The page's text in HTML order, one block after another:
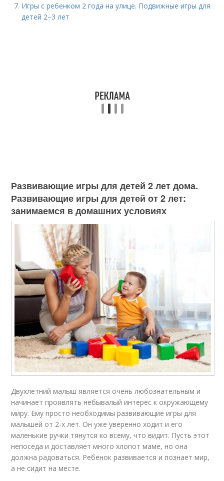
Игры с ребенком 2 года на улице. Подвижные игры для
детей 2–3 лет
Развивающие игры для детей 2 лет дома.
Развивающие игры для детей от 2 лет:
занимаемся в домашних условиях
Двухлетний малыш является очень любознательным и
начинает проявлять небывалый интерес к окружающему
миру. Ему просто необходимы развивающие игры для
малышей от 2-х лет. Он уже уверенно ходит и его
маленькие ручки тянутся ко всему, что видит. Пусть этот
непоседа и доставляет много хлопот маме, но она
должна радоваться. Ребенок развивается и познает мир,
а не сидит на месте.